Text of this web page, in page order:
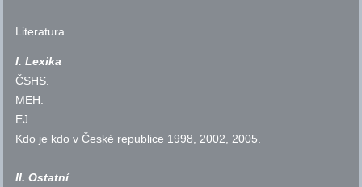
Literatura
I. Lexika
ČSHS.
MEH.
EJ.
Kdo je kdo v České republice 1998, 2002, 2005.
II. Ostatní